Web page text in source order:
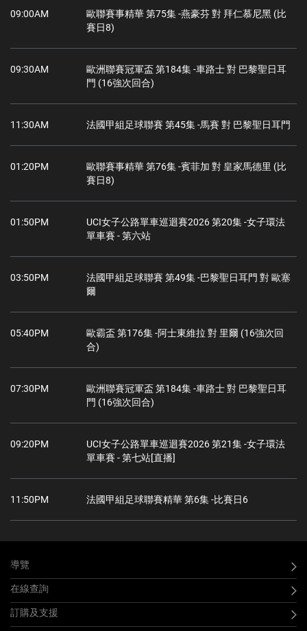
09:00AM
歐聯賽事精華 第75集 -燕豪芬 對 拜仁慕尼黑 (比
賽日8)
09:30AM
歐洲聯賽冠軍盃 第184集 -車路士 對 巴黎聖日耳
門 (16強次回合)
11:30AM 法國甲組足球聯賽 第45集 -馬賽 對 巴黎聖日耳門
01:20PM
歐聯賽事精華 第76集 -賓菲加 對 皇家馬德里 (比
賽日8)
01:50PM
UCI女子公路單車巡迴賽2026 第20集 -女子環法
單車賽 - 第六站
03:50PM
法國甲組足球聯賽 第49集 -巴黎聖日耳門 對 歐塞
爾
05:40PM
歐霸盃 第176集 -阿士東維拉 對 里爾 (16強次回
合)
07:30PM
歐洲聯賽冠軍盃 第184集 -車路士 對 巴黎聖日耳
門 (16強次回合)
09:20PM
UCI女子公路單車巡迴賽2026 第21集 -女子環法
單車賽 - 第七站[直播]
11:50PM 法國甲組足球聯賽精華 第6集 -比賽日6
導覽
在線查詢
訂購及支援